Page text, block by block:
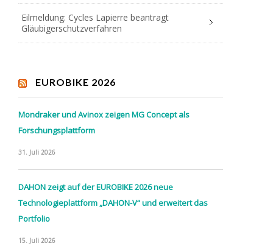
Eilmeldung: Cycles Lapierre beantragt
Gläubigerschutzverfahren
EUROBIKE 2026
Mondraker und Avinox zeigen MG Concept als
Forschungsplattform
31. Juli 2026
DAHON zeigt auf der EUROBIKE 2026 neue
Technologieplattform „DAHON-V“ und erweitert das
Portfolio
15. Juli 2026